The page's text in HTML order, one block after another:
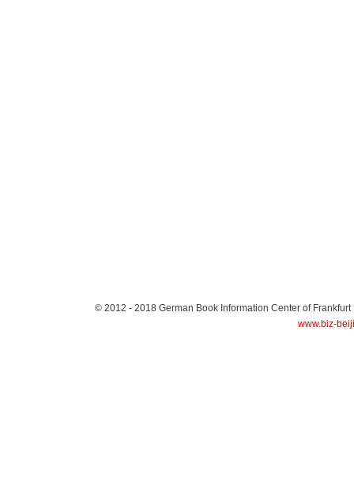
© 2012 - 2018 German Book Information Center of Frankfurt
www.biz-